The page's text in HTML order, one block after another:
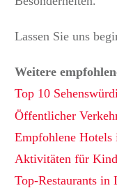
Lassen Sie uns
Weitere
Top 10
Öffentlicher
Empfohlene Hotels
Aktivitäten für
Top-Restaurants in